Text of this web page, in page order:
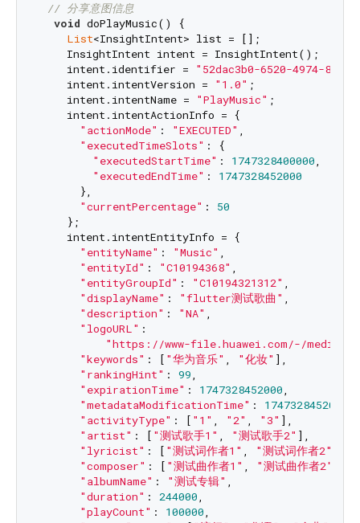
// 分享意图信息
void doPlayMusic() {
List<InsightIntent> list = [];
    InsightIntent intent = InsightIntent();
    intent.identifier =
"52dac3b0-6520-4974-
    intent.intentVersion =
"1.0" ;
    intent.intentName =
"PlayMusic" ;
    intent.intentActionInfo = {
"actionMode" : "EXECUTED" ,
"executedTimeSlots" : {
"executedStartTime" : 1747328400000,
"executedEndTime" : 1747328452000
      },
"currentPercentage" : 50
    };
    intent.intentEntityInfo = {
"entityName" : "Music" ,
"entityId" : "C10194368" ,
"entityGroupId" : "C10194321312" ,
"displayName" : "flutter测试歌曲" ,
"description" : "NA" ,
"logoURL" :
"https://www-file.huawei.com/-/media/
"keywords" : [ "华为音乐" , "化妆" ],
"rankingHint" : 99,
"expirationTime" : 1747328452000,
"metadataModificationTime" : 1747328452000
"activityType" : [ "1" , "2" , "3" ],
"artist" : [ "测试歌手1" , "测试歌手2" ],
"lyricist" : [ "测试词作者1" , "测试词作者2"
"composer" : [ "测试曲作者1" , "测试曲作者2"
"albumName" : "测试专辑" ,
"duration" : 244000,
"playCount" : 100000,